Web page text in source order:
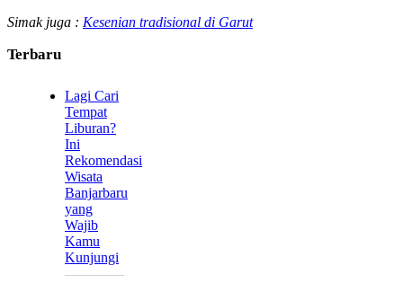
Simak juga : Kesenian tradisional di Garut
Terbaru
Lagi Cari
Tempat
Liburan?
Ini
Rekomendasi
Wisata
Banjarbaru
yang
Wajib
Kamu
Kunjungi